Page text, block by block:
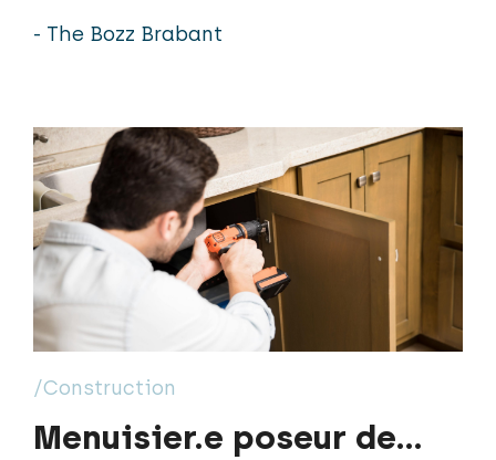
- The Bozz Brabant
/Construction
Menuisier.e poseur de